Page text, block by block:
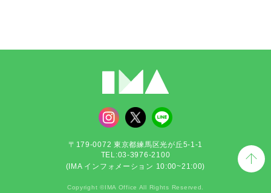
〒179-0072 東京都練馬区光が丘5-1-1
TEL:03-3976-2100
(IMA インフォメーション 10:00~21:00)
Copyright ©IMA Office All Rights Reserved.